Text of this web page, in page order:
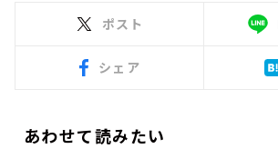
ポスト
シェア
あわせて読みたい